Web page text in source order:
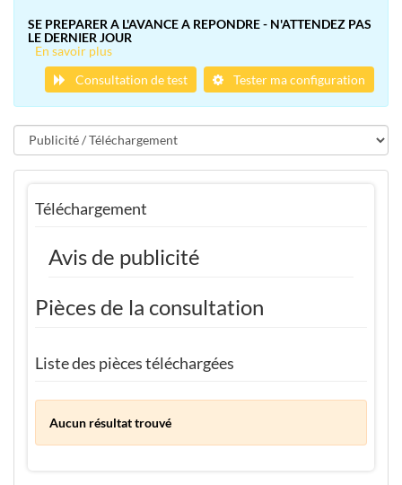
SE PREPARER A L'AVANCE A REPONDRE - N'ATTENDEZ PAS
LE DERNIER JOUR
En savoir plus
Tester ma configuration
Consultation de test
Téléchargement
Avis de publicité
Pièces de la consultation
Liste des pièces téléchargées
Aucun résultat trouvé